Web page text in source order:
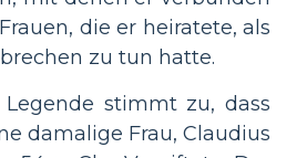
die er heiratete, als
zu tun hatte.
stimmt zu, dass
damalige Frau, Claudius